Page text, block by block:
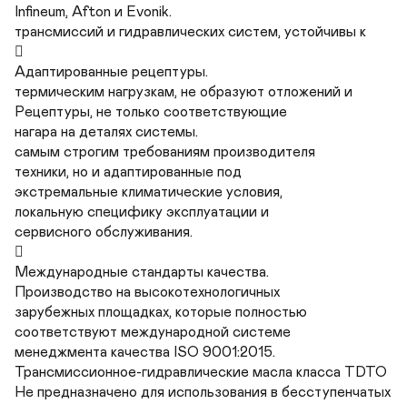
Infineum, Afton и Evonik.
трансмиссий и гидравлических систем, устойчивы к
Адаптированные рецептуры.
термическим нагрузкам, не образуют отложений и
Рецептуры, не только соответствующие
нагара на деталях системы.
самым строгим требованиям производителя
техники, но и адаптированные под
экстремальные климатические условия,
локальную специфику эксплуатации и
сервисного обслуживания.
Международные стандарты качества.
Производство на высокотехнологичных
зарубежных площадках, которые полностью
соответствуют международной системе
менеджмента качества ISO 9001:2015.
Трансмиссионное-гидравлические масла класса TDTO
Не предназначено для использования в бесступенчатых